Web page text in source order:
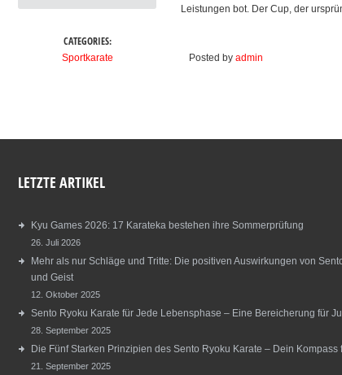
CATEGORIES:
Sportkarate
Leistungen bot. Der Cup, der
Posted by admin
LETZTE ARTIKEL
Kyu Games 2026: 17 Karateka bestehen ihre Sommerprüfung
26. Juli 2026
Mehr als nur Schläge und Tritte: Die positiven Auswirkungen von
und Geist
12. Oktober 2025
Sento Ryoku Karate für Jede Lebensphase – Eine Bereicherung für
28. September 2025
Die Fünf Starken Prinzipien des Sento Ryoku Karate – Dein
21. September 2025